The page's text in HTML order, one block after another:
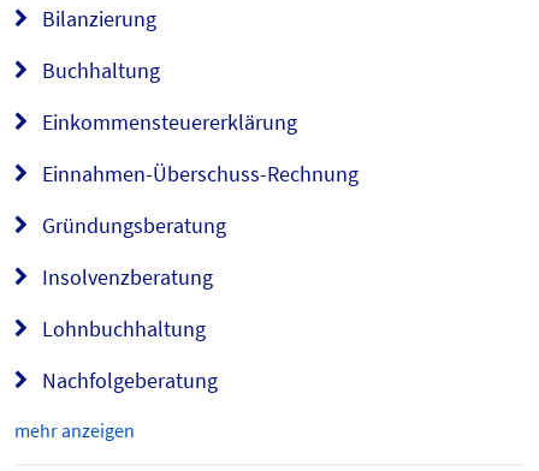
Bilanzierung
Buchhaltung
Einkommensteuererklärung
Einnahmen-Überschuss-Rechnung
Gründungsberatung
Insolvenzberatung
Lohnbuchhaltung
Nachfolgeberatung
mehr anzeigen